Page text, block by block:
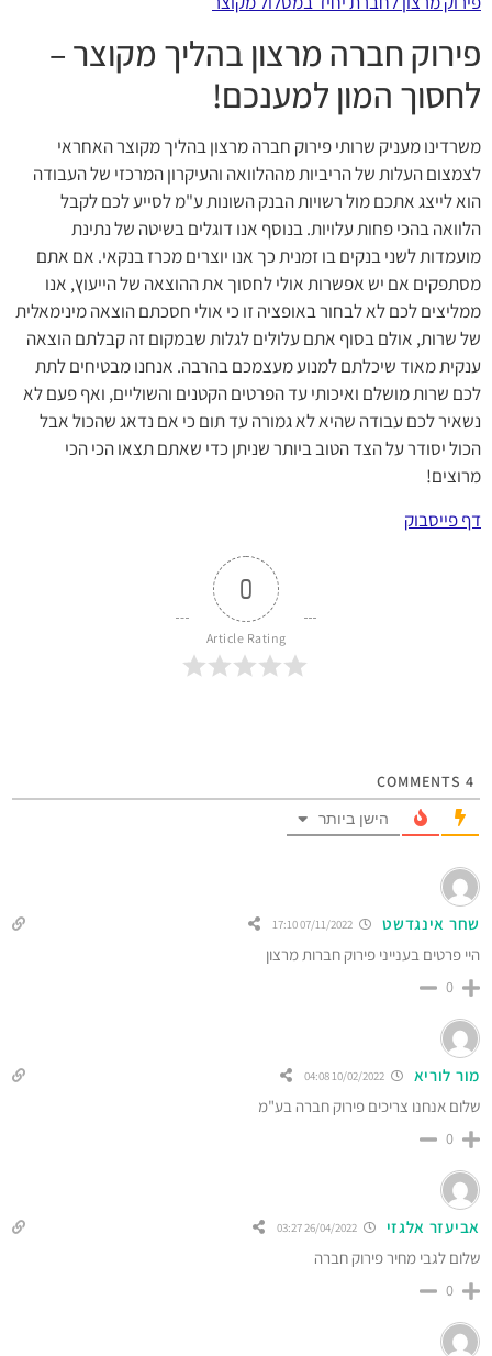
פירוק חברה מרצון בהליך מקוצר –
לחסוך המון למענכם!
משרדינו מעניק שרותי פירוק חברה מרצון בהליך מקוצר האחראי
לצמצום העלות של הריביות מההלוואה והעיקרון המרכזי של העבודה
הוא לייצג אתכם מול רשויות הבנק השונות ע"מ לסייע לכם לקבל
הלוואה בהכי פחות עלויות. בנוסף אנו דוגלים בשיטה של נתינת
מועמדות לשני בנקים בו זמנית כך אנו יוצרים מכרז בנקאי. אם אתם
מסתפקים אם יש אפשרות אולי לחסוך את ההוצאה של הייעוץ, אנו
ממליצים לכם לא לבחור באופציה זו כי אולי חסכתם הוצאה מינימאלית
של שרות, אולם בסוף אתם עלולים לגלות שבמקום זה קבלתם הוצאה
ענקית מאוד שיכלתם למנוע מעצמכם בהרבה. אנחנו מבטיחים לתת
לכם שרות מושלם ואיכותי עד הפרטים הקטנים והשוליים, ואף פעם לא
נשאיר לכם עבודה שהיא לא גמורה עד תום כי אם נדאג שהכול אבל
הכול יסודר על הצד הטוב ביותר שניתן כדי שאתם תצאו הכי הכי
מרוצים!
דף פייסבוק
0
Article Rating
4
הישן ביותר
שחר אינגדשט
היי פרטים בענייני פירוק חברות מרצון
0
מור לוריא 10/02/2022 04:08
שלום אנחנו צריכים פירוק חברה בע"מ
0
אביעזר אלגזי 26/04/2022 03:27
שלום לגבי מחיר פירוק חברה
0